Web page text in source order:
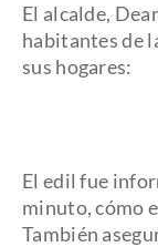
El alcalde,
habitantes de
sus hogares:
El edil fue
minuto, cómo
También